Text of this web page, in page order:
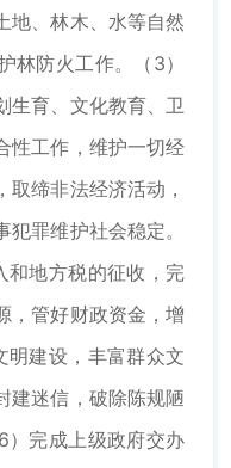
地、林木、水等自然
林防火工作。（3）
生育、文化教育、卫
性工作，维护一切经
缔非法经济活动，
罪维护社会稳定。
和地方税的征收，完
，管好财政资金，增
明建设，丰富群众文
建迷信，破除陈规陋
）完成上级政府交办